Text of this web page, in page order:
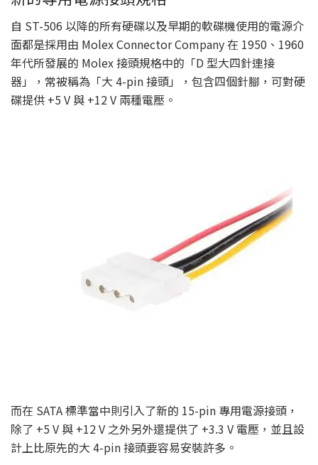
自 ST-506 以降的所有硬碟以及早期的軟碟機使用的電源介
面都是採用由 Molex Connector Company 在 1950、1960
年代所發展的 Molex 接頭規格中的「D 型大四針連接
器」，常被稱為「大 4-pin 接頭」，包含四個針腳，可對硬
碟提供 +5 V 與 +12 V 兩種電壓。
而在 SATA 標準當中則引入了新的 15-pin 專用電源接頭，
除了 +5 V 與 +12 V 之外另外還提供了 +3.3 V 電壓，並且設
計上比原先的大 4-pin 接頭要容易安裝許多。